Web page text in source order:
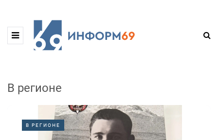
В регионе
В РЕГИОНЕ